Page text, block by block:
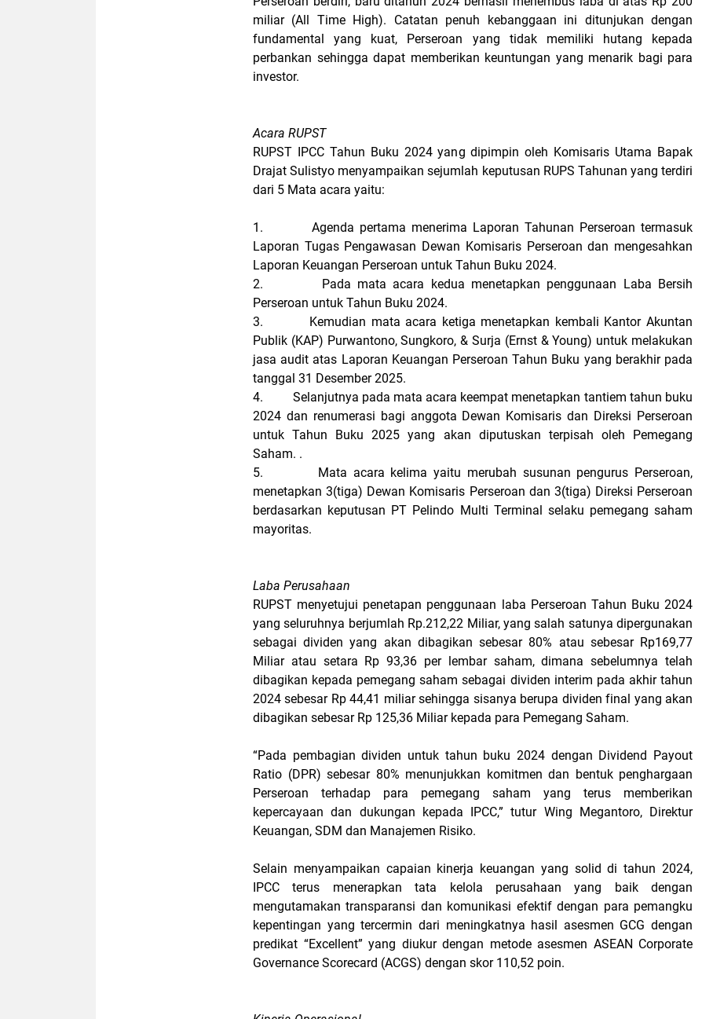
miliar (All Time High). Catatan penuh kebanggaan ini ditunjukan dengan
fundamental yang kuat, Perseroan yang tidak memiliki hutang kepada
perbankan sehingga dapat memberikan keuntungan yang menarik bagi para
investor.
Acara RUPST
RUPST IPCC Tahun Buku 2024 yang dipimpin oleh Komisaris Utama Bapak
Drajat Sulistyo menyampaikan sejumlah keputusan RUPS Tahunan yang terdiri
dari 5 Mata acara yaitu:
1.
Agenda pertama menerima Laporan Tahunan Perseroan termasuk
Laporan Tugas Pengawasan Dewan Komisaris Perseroan dan mengesahkan
Laporan Keuangan Perseroan untuk Tahun Buku 2024.
2.
Pada mata acara kedua menetapkan penggunaan Laba Bersih
Perseroan untuk Tahun Buku 2024.
3.
Kemudian mata acara ketiga menetapkan kembali Kantor Akuntan
Publik (KAP) Purwantono, Sungkoro, & Surja (Ernst & Young) untuk melakukan
jasa audit atas Laporan Keuangan Perseroan Tahun Buku yang berakhir pada
tanggal 31 Desember 2025.
4.
Selanjutnya pada mata acara keempat menetapkan tantiem tahun buku
2024 dan renumerasi bagi anggota Dewan Komisaris dan Direksi Perseroan
untuk Tahun Buku 2025 yang akan diputuskan terpisah oleh Pemegang
Saham. .
5.
Mata acara kelima yaitu merubah susunan pengurus Perseroan,
menetapkan 3(tiga) Dewan Komisaris Perseroan dan 3(tiga) Direksi Perseroan
berdasarkan keputusan PT Pelindo Multi Terminal selaku pemegang saham
mayoritas.
Laba Perusahaan
RUPST menyetujui penetapan penggunaan laba Perseroan Tahun Buku 2024
yang seluruhnya berjumlah Rp.212,22 Miliar, yang salah satunya dipergunakan
sebagai dividen yang akan dibagikan sebesar 80% atau sebesar Rp169,77
Miliar atau setara Rp 93,36 per lembar saham, dimana sebelumnya telah
dibagikan kepada pemegang saham sebagai dividen interim pada akhir tahun
2024 sebesar Rp 44,41 miliar sehingga sisanya berupa dividen final yang akan
dibagikan sebesar Rp 125,36 Miliar kepada para Pemegang Saham.
“Pada pembagian dividen untuk tahun buku 2024 dengan Dividend Payout
Ratio (DPR) sebesar 80% menunjukkan komitmen dan bentuk penghargaan
Perseroan terhadap para pemegang saham yang terus memberikan
kepercayaan dan dukungan kepada IPCC,” tutur Wing Megantoro, Direktur
Keuangan, SDM dan Manajemen Risiko.
Selain menyampaikan capaian kinerja keuangan yang solid di tahun 2024,
IPCC terus menerapkan tata kelola perusahaan yang baik dengan
mengutamakan transparansi dan komunikasi efektif dengan para pemangku
kepentingan yang tercermin dari meningkatnya hasil asesmen GCG dengan
predikat “Excellent” yang diukur dengan metode asesmen ASEAN Corporate
Governance Scorecard (ACGS) dengan skor 110,52 poin.